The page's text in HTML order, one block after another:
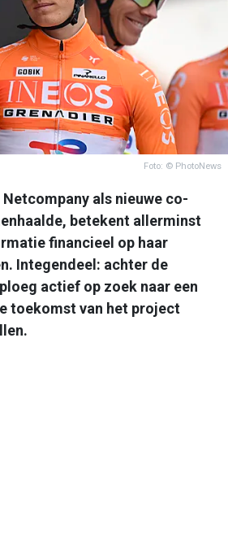
Foto: © PhotoNews
Netcompany als nieuwe co-
betekent allerminst
financieel op haar
Integendeel: achter de
actief op zoek naar een
toekomst van het project